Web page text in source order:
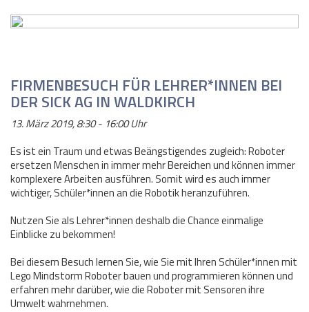
FIRMENBESUCH FÜR LEHRER*INNEN BEI
DER SICK AG IN WALDKIRCH
13. März 2019, 8:30 - 16:00 Uhr
Es ist ein Traum und etwas Beängstigendes zugleich: Roboter
ersetzen Menschen in immer mehr Bereichen und können immer
komplexere Arbeiten ausführen. Somit wird es auch immer
wichtiger, Schüler*innen an die Robotik heranzuführen.
Nutzen Sie als Lehrer*innen deshalb die Chance einmalige
Einblicke zu bekommen!
Bei diesem Besuch lernen Sie, wie Sie mit Ihren Schüler*innen mit
Lego Mindstorm Roboter bauen und programmieren können und
erfahren mehr darüber, wie die Roboter mit Sensoren ihre
Umwelt wahrnehmen.